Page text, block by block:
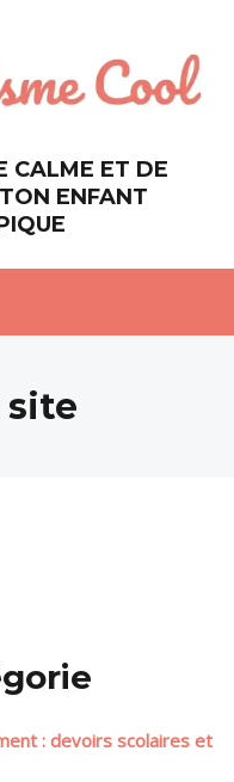
CALME ET DE
ENFANT
site
: devoirs scolaires et